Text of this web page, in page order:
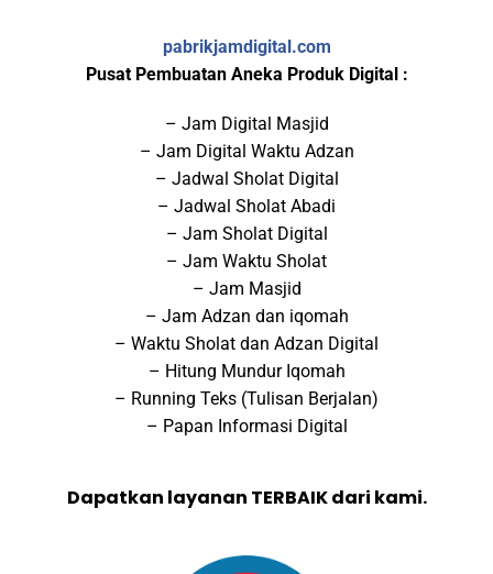
pabrikjamdigital.com
Pusat Pembuatan Aneka Produk Digital :
– Jam Digital Masjid
– Jam Digital Waktu Adzan
– Jadwal Sholat Digital
– Jadwal Sholat Abadi
– Jam Sholat Digital
– Jam Waktu Sholat
– Jam Masjid
– Jam Adzan dan iqomah
– Waktu Sholat dan Adzan Digital
– Hitung Mundur Iqomah
– Running Teks (Tulisan Berjalan)
– Papan Informasi Digital
Dapatkan layanan TERBAIK dari kami.